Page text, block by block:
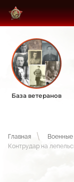
База ветеранов
Главная
Контрудар на